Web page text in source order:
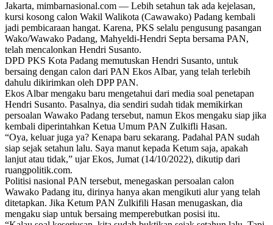
Jakarta, mimbarnasional.com — Lebih setahun tak ada kejelasan,
kursi kosong calon Wakil Walikota (Cawawako) Padang kembali
jadi pembicaraan hangat. Karena, PKS selalu pengusung pasangan
Wako/Wawako Padang, Mahyeldi-Hendri Septa bersama PAN,
telah mencalonkan Hendri Susanto.
DPD PKS Kota Padang memutuskan Hendri Susanto, untuk
bersaing dengan calon dari PAN Ekos Albar, yang telah terlebih
dahulu dikirimkan oleh DPP PAN.
Ekos Albar mengaku baru mengetahui dari media soal penetapan
Hendri Susanto. Pasalnya, dia sendiri sudah tidak memikirkan
persoalan Wawako Padang tersebut, namun Ekos mengaku siap jika
kembali diperintahkan Ketua Umum PAN Zulkifli Hasan.
“Oya, keluar juga ya? Kenapa baru sekarang. Padahal PAN sudah
siap sejak setahun lalu. Saya manut kepada Ketum saja, apakah
lanjut atau tidak,” ujar Ekos, Jumat (14/10/2022), dikutip dari
ruangpolitik.com.
Politisi nasional PAN tersebut, menegaskan persoalan calon
Wawako Padang itu, dirinya hanya akan mengikuti alur yang telah
ditetapkan. Jika Ketum PAN Zulkifili Hasan menugaskan, dia
mengaku siap untuk bersaing memperebutkan posisi itu.